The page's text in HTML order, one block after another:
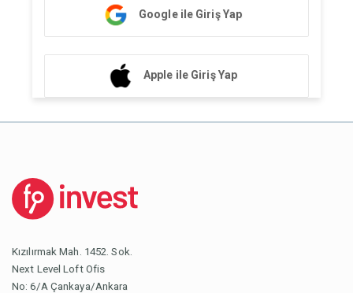
Google ile Giriş Yap
Apple ile Giriş Yap
Kızılırmak Mah. 1452. Sok.
Next Level Loft Ofis
No: 6/A Çankaya/Ankara